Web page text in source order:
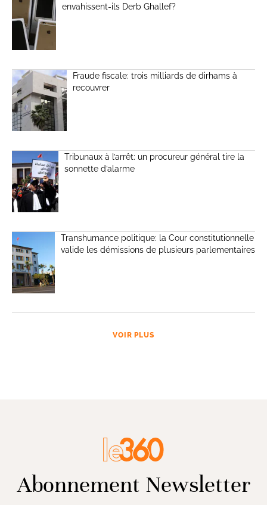
envahissent-ils Derb Ghallef?
Fraude fiscale: trois milliards de dirhams à
recouvrer
Tribunaux à l’arrêt: un procureur général tire la
sonnette d’alarme
Transhumance politique: la Cour constitutionnelle
valide les démissions de plusieurs parlementaires
VOIR PLUS
Abonnement Newsletter